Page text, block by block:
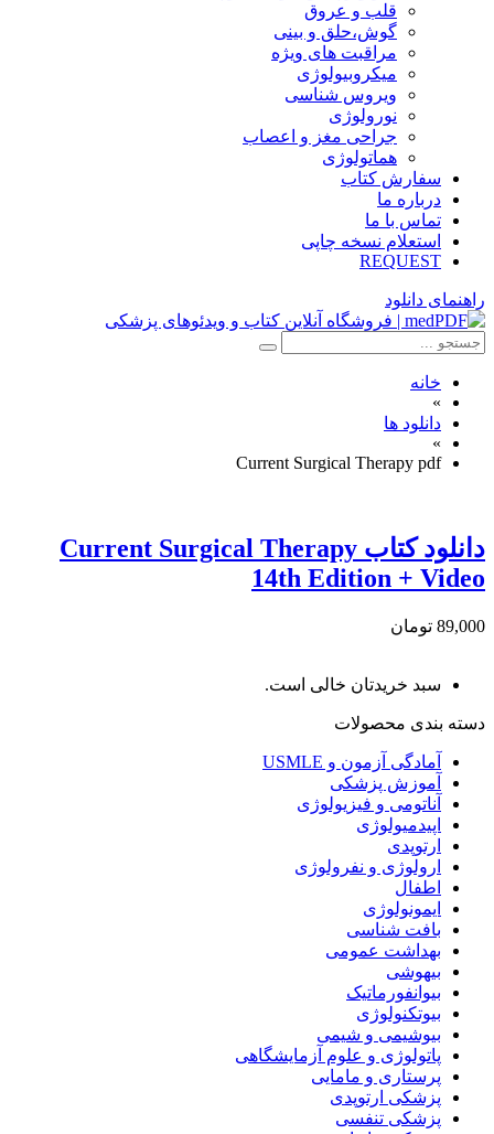
قلب و عروق
گوش،حلق و بینی
مراقبت های ویژه
میکروبیولوژی
ویروس شناسی
نورولوژی
جراحی مغز و اعصاب
هماتولوژی
سفارش کتاب
درباره ما
تماس با ما
استعلام نسخه چاپی
REQUEST
راهنمای دانلود
خانه
»
دانلود ها
»
Current Surgical Therapy pdf
دانلود كتاب Current Surgical Therapy
14th Edition + Video
89,000 تومان
سبد خریدتان خالی است.
دسته بندی محصولات
آمادگی آزمون و USMLE
آموزش پزشکی
آناتومی و فیزیولوژی
اپیدمیولوژی
ارتوپدی
ارولوژی و نفرولوژی
اطفال
ایمونولوژی
بافت شناسی
بهداشت عمومی
بیهوشی
بیوانفورماتیک
بیوتکنولوژی
بیوشیمی و شیمی
پاتولوژی و علوم آزمایشگاهی
پرستاری و مامایی
پزشکی ارتوپدی
پزشکی تنفسی